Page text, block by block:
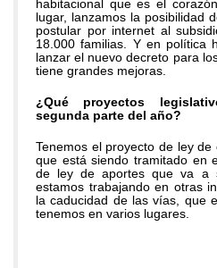
habitacional que es el
lugar, lanzamos la posibilidad
postular por internet al
18.000 familias. Y en política
lanzar el nuevo decreto para
tiene grandes mejoras.
¿Qué proyectos
segunda parte del año?
Tenemos el proyecto de ley
que está siendo tramitado en
de ley de aportes que va a
estamos trabajando en otras
la caducidad de las vías, que
tenemos en varios lugares.